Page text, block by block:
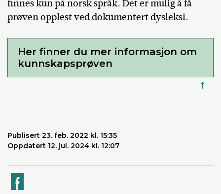
finnes kun på norsk språk. Det er mulig å få
prøven opplest ved dokumentert dysleksi.
Her finner du mer informasjon om
kunnskapsprøven
↑
Publisert 23. feb. 2022 kl. 15:35
Oppdatert 12. jul. 2024 kl. 12:07